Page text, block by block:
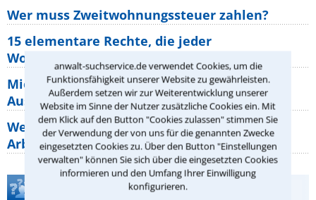
anwalt-suchservice.de verwendet Cookies, um die
Funktionsfähigkeit unserer Website zu gewährleisten.
Außerdem setzen wir zur Weiterentwicklung unserer
Website im Sinne der Nutzer zusätzliche Cookies ein. Mit
dem Klick auf den Button "Cookies zulassen" stimmen Sie
der Verwendung der von uns für die genannten Zwecke
eingesetzten Cookies zu. Über den Button "Einstellungen
verwalten" können Sie sich über die eingesetzten Cookies
informieren und den Umfang Ihrer Einwilligung
konfigurieren.
Wer muss Zweitwohnungssteuer zahlen?
15 elementare Rechte, die jeder
Wohnungseigentümer kennen sollte
Mietpreisbremse 2026: Alle Regeln,
Ausnahmen und Rechte für Mieter
Welche Regeln für Teilnahme, Urlaub,
Arbeitszeit gelten beim
Teste Dein Rechtswissen